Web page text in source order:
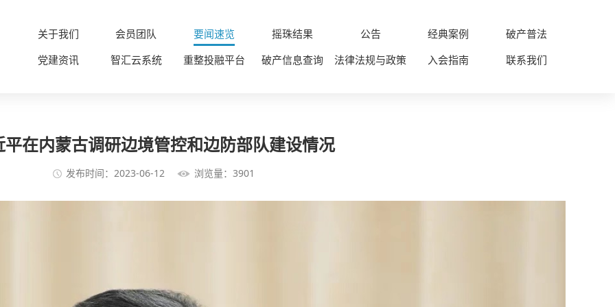
关于我们 会员团队 要闻速览 摇珠结果 公告 经典案例
破产普法
党建资讯
智汇云系统 重整投融平台 破产信息查询 法律法规与政策 入会指南 联系我们
平在内蒙古调研边境管控和边防部队建设情况
发布时间：2023-06-12 浏览量：3901